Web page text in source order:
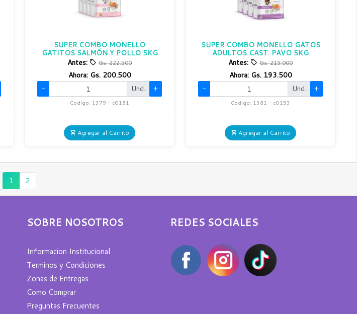
SUPER COMBO MONELLO
GATITOS SALMÓN Y POLLO 5KG
Antes:
Gs. 222.500
Ahora: Gs. 200.500
-
Und. +
Codigo: 1379 - c0151
Agregar al Carrito
SUPER COMBO MONELLO GATOS
ADULTOS CAST. PAVO 5KG
Antes:
Gs. 215.000
Ahora: Gs. 193.500
-
Und. +
Codigo: 1381 - c0153
Agregar al Carrito
1 2
SOBRE NOSOTROS
Informacion Institucional
Terminos y Condiciones
Zonas de Entregas
Como Comprar
Preguntas Frecuentes
REDES SOCIALES